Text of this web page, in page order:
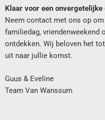
Klaar voor een onvergetelijke
Neem contact met ons op
familiedag,
ontdekken. Wij beloven het
uit naar jullie komst.
Guus & Eveline
Team Van Wanssum